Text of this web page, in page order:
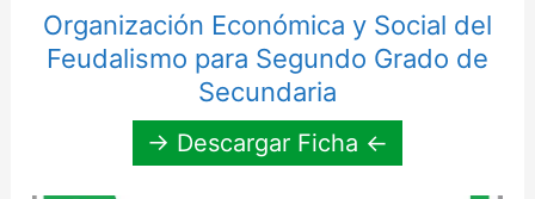
Organización Económica y Social del
Feudalismo para Segundo Grado de
Secundaria
→ Descargar Ficha ←